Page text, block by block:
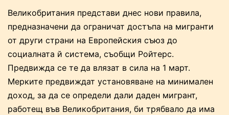
Великобритания представи днес нови правила,
предназначени да ограничат достъпа на мигранти
от други страни на Европейския съюз до
социалната й система, съобщи Ройтерс.
Предвижда се те да влязат в сила на 1 март.
Мерките предвиждат установяване на минимален
доход, за да се определи дали даден мигрант,
работещ във Великобритания, би трябвало да има